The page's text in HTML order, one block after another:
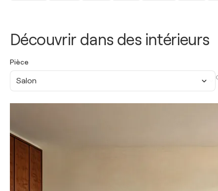
Découvrir dans des intérieurs
Pièce
Salon